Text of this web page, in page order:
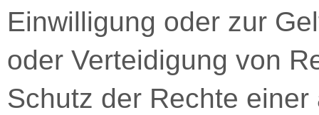
Einwilligung oder zur
oder Verteidigung von
Schutz der Rechte